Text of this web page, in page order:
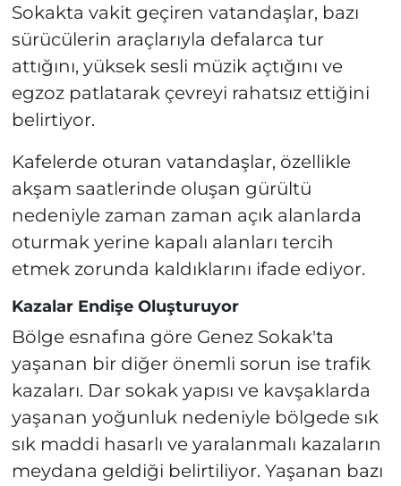
Sokakta vakit geçiren vatandaşlar, bazı
sürücülerin araçlarıyla defalarca tur
attığını, yüksek sesli müzik açtığını ve
egzoz patlatarak çevreyi rahatsız ettiğini
belirtiyor.
Kafelerde oturan vatandaşlar, özellikle
akşam saatlerinde oluşan gürültü
nedeniyle zaman zaman açık alanlarda
oturmak yerine kapalı alanları tercih
etmek zorunda kaldıklarını ifade ediyor.
Kazalar Endişe Oluşturuyor
Bölge esnafına göre Genez Sokak'ta
yaşanan bir diğer önemli sorun ise trafik
kazaları. Dar sokak yapısı ve kavşaklarda
yaşanan yoğunluk nedeniyle bölgede sık
sık maddi hasarlı ve yaralanmalı kazaların
meydana geldiği belirtiliyor. Yaşanan bazı